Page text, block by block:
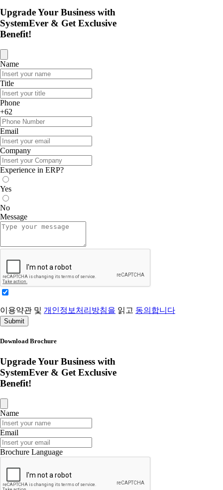
Upgrade Your Business with
SystemEver & Get Exclusive
Benefit!
Name
Title
Phone
+62
Email
Company
Experience in ERP?
Yes
No
Message
이용약관 및 개인정보처리방침을 읽고 동의합니다
Submit
Download Brochure
Upgrade Your Business with
SystemEver & Get Exclusive
Benefit!
Name
Email
Brochure Language